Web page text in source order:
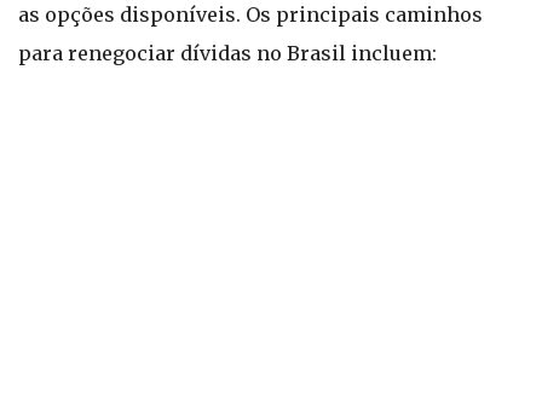
as opções disponíveis. Os principais caminhos
para renegociar dívidas no Brasil incluem: